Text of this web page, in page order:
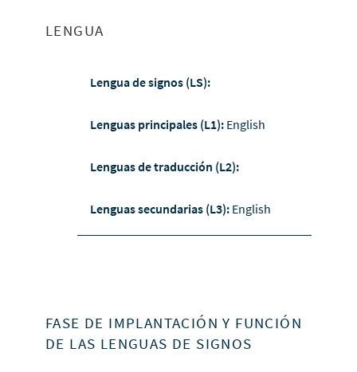
LENGUA
Lengua de signos (LS):
Lenguas principales (L1): English
Lenguas de traducción (L2):
Lenguas secundarias (L3): English
FASE DE IMPLANTACIÓN Y FUNCIÓN
DE LAS LENGUAS DE SIGNOS